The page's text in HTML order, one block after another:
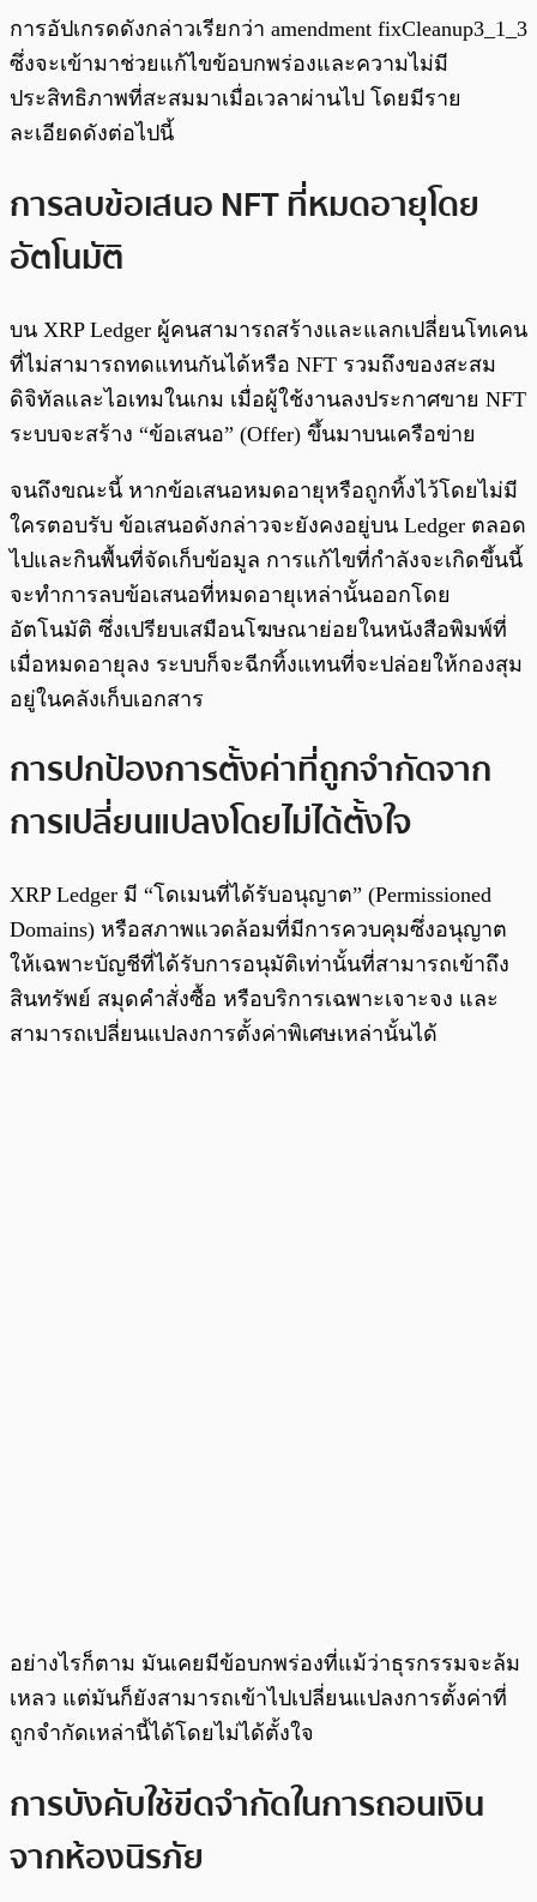
การอัปเกรดดังกล่าวเรียกว่า amendment fixCleanup3_1_3
ซึ่งจะเข้ามาช่วยแก้ไขข้อบกพร่องและความไม่มี
ประสิทธิภาพที่สะสมมาเมื่อเวลาผ่านไป โดยมีราย
ละเอียดดังต่อไปนี้
การลบข้อเสนอ NFT ที่หมดอายุโดย
อัตโนมัติ
บน XRP Ledger ผู้คนสามารถสร้างและแลกเปลี่ยนโทเคน
ที่ไม่สามารถทดแทนกันได้หรือ NFT รวมถึงของสะสม
ดิจิทัลและไอเทมในเกม เมื่อผู้ใช้งานลงประกาศขาย NFT
ระบบจะสร้าง “ข้อเสนอ” (Offer) ขึ้นมาบนเครือข่าย
จนถึงขณะนี้ หากข้อเสนอหมดอายุหรือถูกทิ้งไว้โดยไม่มี
ใครตอบรับ ข้อเสนอดังกล่าวจะยังคงอยู่บน Ledger ตลอด
ไปและกินพื้นที่จัดเก็บข้อมูล การแก้ไขที่กำลังจะเกิดขึ้นนี้
จะทำการลบข้อเสนอที่หมดอายุเหล่านั้นออกโดย
อัตโนมัติ ซึ่งเปรียบเสมือนโฆษณาย่อยในหนังสือพิมพ์ที่
เมื่อหมดอายุลง ระบบก็จะฉีกทิ้งแทนที่จะปล่อยให้กองสุม
อยู่ในคลังเก็บเอกสาร
การปกป้องการตั้งค่าที่ถูกจำกัดจาก
การเปลี่ยนแปลงโดยไม่ได้ตั้งใจ
XRP Ledger มี “โดเมนที่ได้รับอนุญาต” (Permissioned
Domains) หรือสภาพแวดล้อมที่มีการควบคุมซึ่งอนุญาต
ให้เฉพาะบัญชีที่ได้รับการอนุมัติเท่านั้นที่สามารถเข้าถึง
สินทรัพย์ สมุดคำสั่งซื้อ หรือบริการเฉพาะเจาะจง และ
สามารถเปลี่ยนแปลงการตั้งค่าพิเศษเหล่านั้นได้
อย่างไรก็ตาม มันเคยมีข้อบกพร่องที่แม้ว่าธุรกรรมจะล้ม
เหลว แต่มันก็ยังสามารถเข้าไปเปลี่ยนแปลงการตั้งค่าที่
ถูกจำกัดเหล่านี้ได้โดยไม่ได้ตั้งใจ
การบังคับใช้ขีดจำกัดในการถอนเงิน
จากห้องนิรภัย